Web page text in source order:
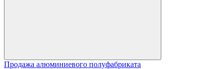
Продажа алюминиевого полуфабриката